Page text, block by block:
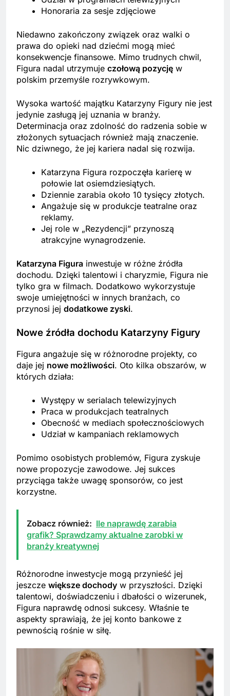
Honoraria za sesje zdjęciowe
Niedawno zakończony związek oraz walki o
prawa do opieki nad dziećmi mogą mieć
konsekwencje finansowe. Mimo trudnych chwil,
Figura nadal utrzymuje czołową pozycję w
polskim przemyśle rozrywkowym.
Wysoka wartość majątku Katarzyny Figury nie jest
jedynie zasługą jej uznania w branży.
Determinacja oraz zdolność do radzenia sobie w
złożonych sytuacjach również mają znaczenie.
Nic dziwnego, że jej kariera nadal się rozwija.
Katarzyna Figura rozpoczęła karierę w
połowie lat osiemdziesiątych.
Dziennie zarabia około 10 tysięcy złotych.
Angażuje się w produkcje teatralne oraz
reklamy.
Jej role w „Rezydencji” przynoszą
atrakcyjne wynagrodzenie.
Katarzyna Figura inwestuje w różne źródła
dochodu. Dzięki talentowi i charyzmie, Figura nie
tylko gra w filmach. Dodatkowo wykorzystuje
swoje umiejętności w innych branżach, co
przynosi jej dodatkowe zyski.
Nowe źródła dochodu Katarzyny Figury
Figura angażuje się w różnorodne projekty, co
daje jej nowe możliwości. Oto kilka obszarów, w
których działa:
Występy w serialach telewizyjnych
Praca w produkcjach teatralnych
Obecność w mediach społecznościowych
Udział w kampaniach reklamowych
Pomimo osobistych problemów, Figura zyskuje
nowe propozycje zawodowe. Jej sukces
przyciąga także uwagę sponsorów, co jest
korzystne.
Zobacz również: Ile naprawdę zarabia
grafik? Sprawdzamy aktualne zarobki w
branży kreatywnej
Różnorodne inwestycje mogą przynieść jej
jeszcze większe dochody w przyszłości. Dzięki
talentowi, doświadczeniu i dbałości o wizerunek,
Figura naprawdę odnosi sukcesy. Właśnie te
aspekty sprawiają, że jej konto bankowe z
pewnością rośnie w siłę.